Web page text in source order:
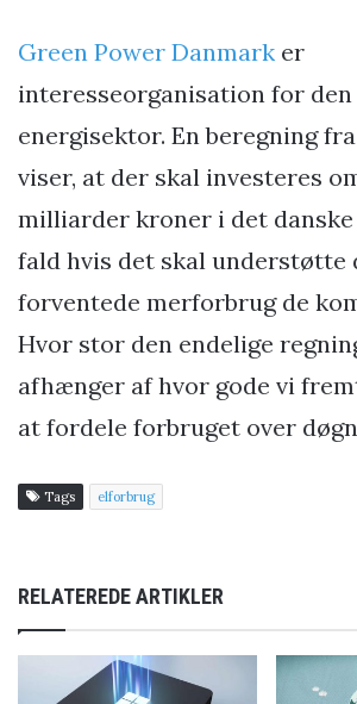
Green Power Danmark er
interesseorganisation for den
energisektor. En beregning
viser, at der skal investeres
milliarder kroner i det
fald hvis det skal understøtte
forventede merforbrug de
Hvor stor den endelige
afhænger af hvor gode vi
at fordele forbruget over
Tags elforbrug
RELATEREDE ARTIKLER